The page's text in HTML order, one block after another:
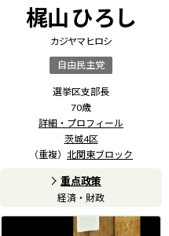
梶山 ひろし
カジヤマ ヒロシ
自由民主党
選挙区支部長
70歳
詳細・プロフィール
茨城4区
（重複） 北関東ブロック
重点政策
経済・財政